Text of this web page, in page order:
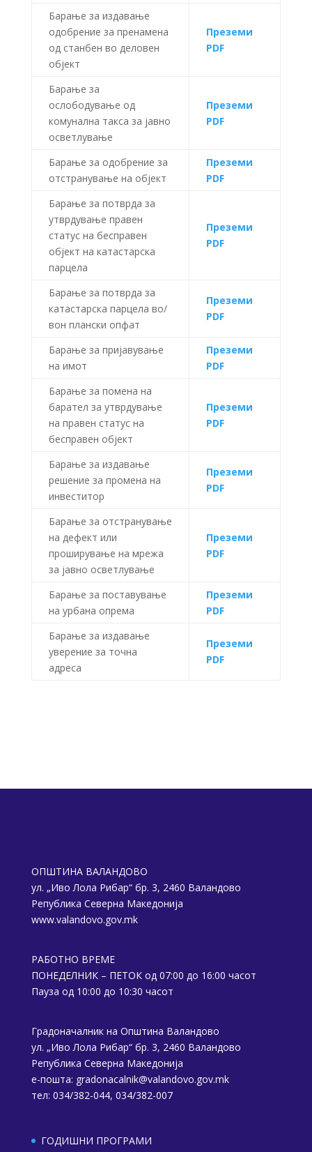
Барање за издавање
одобрение за пренамена
од станбен во деловен
објект
Преземи
PDF
Барање за
ослободување од
комунална такса за јавно
осветлување
Преземи
PDF
Барање за одобрение за
отстранување на објект
Преземи
PDF
Барање за потврда за
утврдување правен
статус на бесправен
објект на катастарска
парцела
Преземи
PDF
Барање за потврда за
катастарска парцела во/
вон плански опфат
Преземи
PDF
Барање за пријавување
на имот
Преземи
PDF
Барање за помена на
барател за утврдување
на правен статус на
бесправен објект
Преземи
PDF
Барање за издавање
решение за промена на
инвеститор
Преземи
PDF
Барање за отстранување
на дефект или
проширување на мрежа
за јавно осветлување
Преземи
PDF
Барање за поставување
на урбана опрема
Преземи
PDF
Барање за издавање
уверение за точна
адреса
Преземи
PDF
ОПШТИНА ВАЛАНДОВО
ул. „Иво Лола Рибар“ бр. 3, 2460 Валандово
Република Северна Македонија
www.valandovo.gov.mk
РАБОТНО ВРЕМЕ
ПОНЕДЕЛНИК – ПЕТОК од 07:00 до 16:00 часот
Пауза од 10:00 до 10:30 часот
Градоначалник на Општина Валандово
ул. „Иво Лола Рибар“ бр. 3, 2460 Валандово
Република Северна Македонија
е-пошта: gradonacalnik@valandovo.gov.mk
тел: 034/382-044, 034/382-007
ГОДИШНИ ПРОГРАМИ